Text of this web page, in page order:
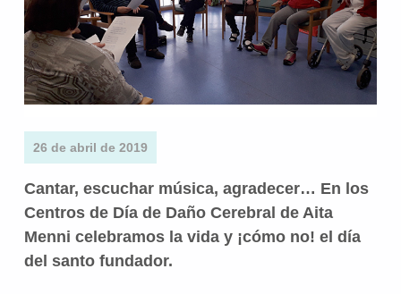
26 de abril de 2019
Cantar, escuchar música, agradecer… En los
Centros de Día de Daño Cerebral de Aita
Menni celebramos la vida y ¡cómo no! el día
del santo fundador.